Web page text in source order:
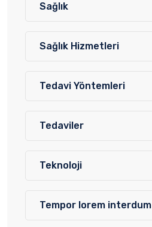
Sağlık
Sağlık Hizmetleri
Tedavi Yöntemleri
Tedaviler
Teknoloji
Tempor lorem interdum